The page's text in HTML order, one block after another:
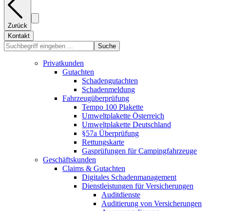
Zurück
Kontakt
Suche
Privatkunden
Gutachten
Schadengutachten
Schadenmeldung
Fahrzeugüberprüfung
Tempo 100 Plakette
Umweltplakette Österreich
Umweltplakette Deutschland
§57a Überprüfung
Rettungskarte
Gasprüfungen für Campingfahrzeuge
Geschäftskunden
Claims & Gutachten
Digitales Schadenmanagement
Dienstleistungen für Versicherungen
Auditdienste
Auditierung von Versicherungen